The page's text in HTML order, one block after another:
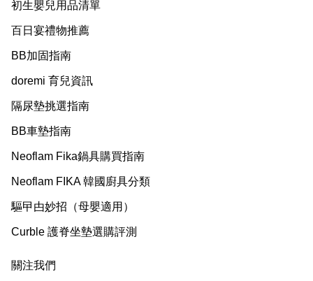
初生嬰兒用品清單
百日宴禮物推薦
BB加固指南
doremi 育兒資訊
隔尿墊挑選指南
BB車墊指南
Neoflam Fika鍋具購買指南
Neoflam FIKA 韓國廚具分類
驅曱甴妙招（母嬰適用）
Curble 護脊坐墊選購評測
關注我們